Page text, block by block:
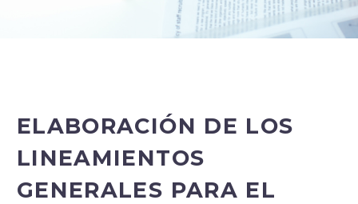
ELABORACIÓN DE LOS
LINEAMIENTOS
GENERALES PARA EL